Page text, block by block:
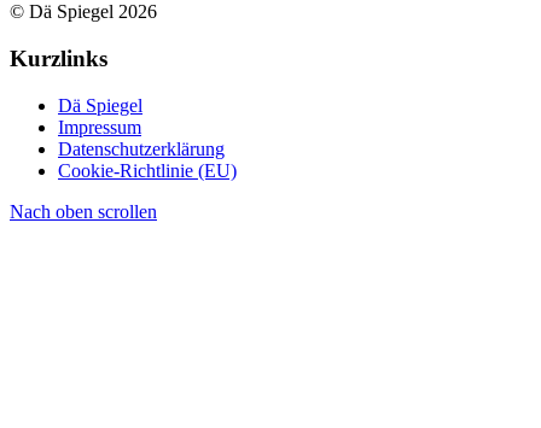
© Dä Spiegel 2026
Kurzlinks
Dä Spiegel
Impressum
Datenschutzerklärung
Cookie-Richtlinie (EU)
Nach oben scrollen